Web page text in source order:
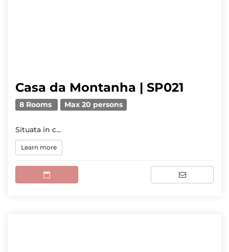
Casa da Montanha | SP021
8 Rooms Max 20 persons
Situata in c...
Learn more